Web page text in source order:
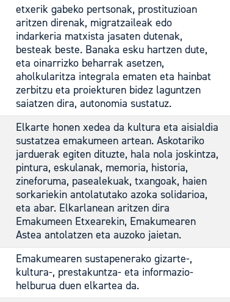
etxerik gabeko pertsonak, prostituzioan
aritzen direnak, migratzaileak edo
indarkeria matxista jasaten dutenak,
besteak beste. Banaka esku hartzen dute,
eta oinarrizko beharrak asetzen,
aholkularitza integrala ematen eta hainbat
zerbitzu eta proiekturen bidez laguntzen
saiatzen dira, autonomia sustatuz.
Elkarte honen xedea da kultura eta aisialdia
sustatzea emakumeen artean. Askotariko
jarduerak egiten dituzte, hala nola joskintza,
pintura, eskulanak, memoria, historia,
zineforuma, pasealekuak, txangoak, haien
sorkariekin antolatutako azoka solidarioa,
eta abar. Elkarlanean aritzen dira
Emakumeen Etxearekin, Emakumearen
Astea antolatzen eta auzoko jaietan.
Emakumearen sustapenerako gizarte-,
kultura-, prestakuntza- eta informazio-
helburua duen elkartea da.